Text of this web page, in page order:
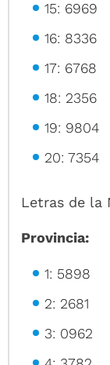
15: 6969
16: 8336
17: 6768
18: 2356
19: 9804
20: 7354
Letras de la
Provincia:
1: 5898
2: 2681
3: 0962